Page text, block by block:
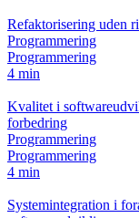
Refaktorisering uden
Programmering
Programmering
4 min
Kvalitet i
forbedring
Programmering
Programmering
4 min
Systemintegration i